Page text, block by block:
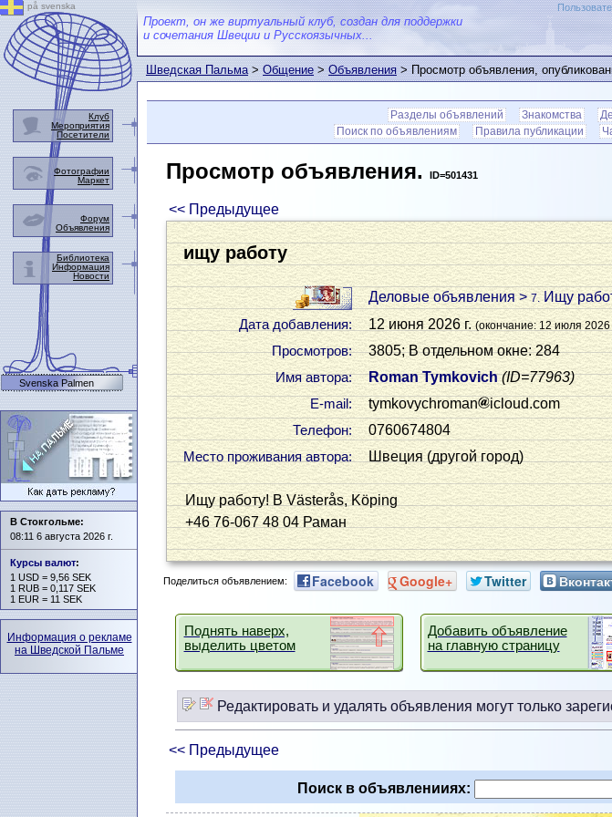
Проект, он же виртуальный клуб, создан для поддержки
и сочетания Швеции и Русскоязычных...
Шведская Пальма>Общение>Объявления> Просмотр объявления,
Разделы объявлений Знакомства
Поиск по объявлениям
Правила публикации
Просмотр объявления. ID=501431
<< Предыдущее
ищу работу
Деловые объявления >7.Ищу
Дата добавления: 12 июня 2026 г.(окончание: 12 июля 2026
Просмотров: 3805; В отдельном окне: 284
Имя автора: Roman Tymkovich (ID=77963)
Е-mail: tymkovychroman icloud.com
Телефон: 0760674804
Место проживания автора: Швеция (другой город)
Ищу работу! В Västerås, Köping
+46 76-067 48 04 Раман
Поделиться объявлением: Facebook Google+ Twitter
Поднять наверх,
выделить цветом
Добавить объявление
на главную страницу
Редактировать и удалять объявления могут только
<< Предыдущее
Поиск в объявленииях:
på svenska
Клуб
Мероприятия
Посетители
Фотографии
Маркет
Форум
Объявления
Библиотека
Информация
Новости
Svenska Palmen
В Стокгольме:
08:11 6 августа 2026 г.
Курсы валют:
1 USD = 9,56 SEK
1 RUB = 0,117 SEK
1 EUR = 11 SEK
Информация о рекламе
на Шведской Пальме